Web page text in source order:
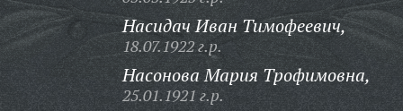
Насидач Иван Тимофеевич,
18.07.1922 г.р.
Насонова Мария Трофимовна,
25.01.1921 г.р.